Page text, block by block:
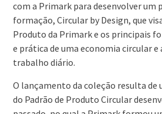
com a Primark para desenvolver um
formação, Circular by Design, que
Produto da Primark e os principais
e prática de uma economia circular e
trabalho diário.
O lançamento da coleção resulta
do Padrão de Produto Circular